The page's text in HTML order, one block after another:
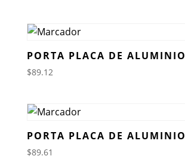
PORTA PLACA DE ALUMINIO
$89.12
PORTA PLACA DE ALUMINIO
$89.61